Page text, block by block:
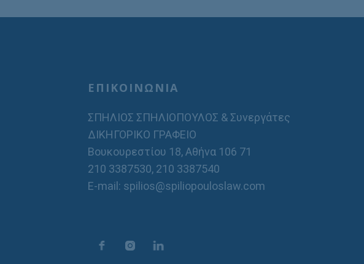
ΕΠΙΚΟΙΝΩΝΙΑ
ΣΠΗΛΙΟΣ ΣΠΗΛΙΟΠΟΥΛΟΣ & Συνεργάτες
ΔΙΚΗΓΟΡΙΚΟ ΓΡΑΦΕΙΟ
Βουκουρεστίου 18, Αθήνα 106 71
210 3387530, 210 3387540
E-mail: spilios@spiliopouloslaw.com